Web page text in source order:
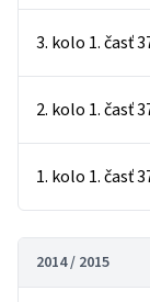
3. kolo 1. časť
2. kolo 1. časť
1. kolo 1. časť
2014 / 2015